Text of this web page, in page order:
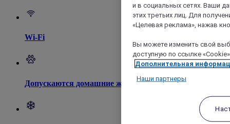
Wi-Fi
Допускаются домашние животные
и в социальных сетях. Ваши
этих третьих лиц. Для
«Целевая реклама», нажав
Вы можете изменить свой
доступную по ссылке
Дополнительная
Наши партнеры